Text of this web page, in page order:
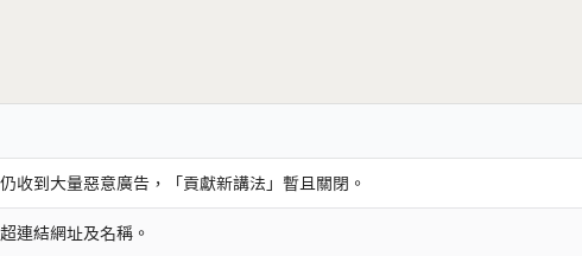
收到大量惡意廣告，「貢獻新講法」暫且關閉。
連結網址及名稱。